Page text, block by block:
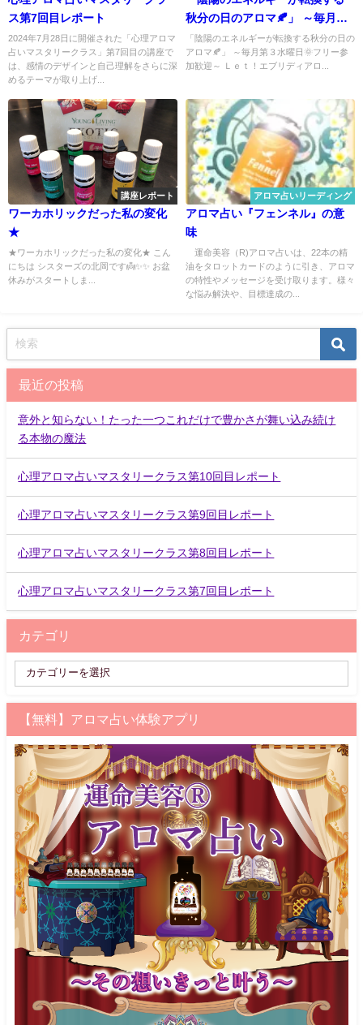
ス第7回目レポート
2024年7月28日に開催された「心理アロマ
占いマスタリークラス」第7回目の講座で
は、感情のデザインと自己理解をさらに深
めるテーマが取り上げ...
秋分の日のアロマ🍂」 ～毎月第
３水曜日🌞フリー参加歓迎～ Ｌ
ｅｔ！エブリディアロマ🌟 【お
しゃべりアロマ会】
「陰陽のエネルギーが転換する秋分の日の
アロマ🍂」 ～毎月第３水曜日🌞フリー参
加歓迎～ Ｌｅｔ！エブリディアロ...
講座レポート
ワーカホリックだった私の変化
★
★ワーカホリックだった私の変化★ こん
にちは シスターズの北岡です👼✨✨ お盆
休みがスタートしま...
アロマ占いリーディング
アロマ占い『フェンネル』の意
味
運命美容（R)アロマ占いは、22本の精
油をタロットカードのように引き、アロマ
の特性やメッセージを受け取ります。様々
な悩み解決や、目標達成の...
最近の投稿
意外と知らない！たった一つこれだけで豊かさが舞い込み続け
る本物の魔法
心理アロマ占いマスタリークラス第10回目レポート
心理アロマ占いマスタリークラス第9回目レポート
心理アロマ占いマスタリークラス第8回目レポート
心理アロマ占いマスタリークラス第7回目レポート
カテゴリ
【無料】アロマ占い体験アプリ